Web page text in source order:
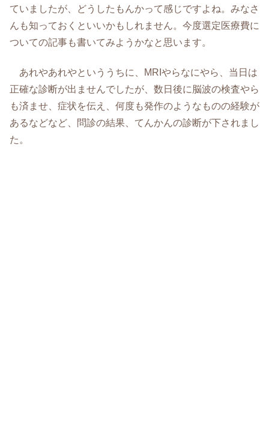
ていましたが、どうしたもんかって感じですよね。みなさ
んも知っておくといいかもしれません。今度選定医療費に
ついての記事も書いてみようかなと思います。
あれやあれやといううちに、MRIやらなにやら、当日は
正確な診断が出ませんでしたが、数日後に脳波の検査やら
も済ませ、症状を伝え、何度も発作のようなものの経験が
あるなどなど、問診の結果、てんかんの診断が下されまし
た。